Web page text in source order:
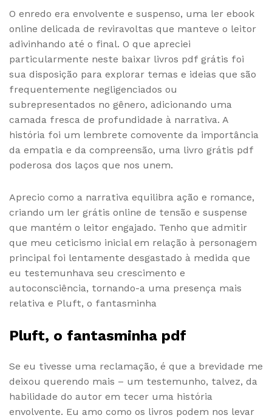
O enredo era envolvente e suspenso, uma ler ebook
online delicada de reviravoltas que manteve o leitor
adivinhando até o final. O que apreciei
particularmente neste baixar livros pdf grátis foi
sua disposição para explorar temas e ideias que são
frequentemente negligenciados ou
subrepresentados no gênero, adicionando uma
camada fresca de profundidade à narrativa. A
história foi um lembrete comovente da importância
da empatia e da compreensão, uma livro grátis pdf
poderosa dos laços que nos unem.
Aprecio como a narrativa equilibra ação e romance,
criando um ler grátis online de tensão e suspense
que mantém o leitor engajado. Tenho que admitir
que meu ceticismo inicial em relação à personagem
principal foi lentamente desgastado à medida que
eu testemunhava seu crescimento e
autoconsciência, tornando-a uma presença mais
relativa e Pluft, o fantasminha
Pluft, o fantasminha pdf
Se eu tivesse uma reclamação, é que a brevidade me
deixou querendo mais – um testemunho, talvez, da
habilidade do autor em tecer uma história
envolvente. Eu amo como os livros podem nos levar